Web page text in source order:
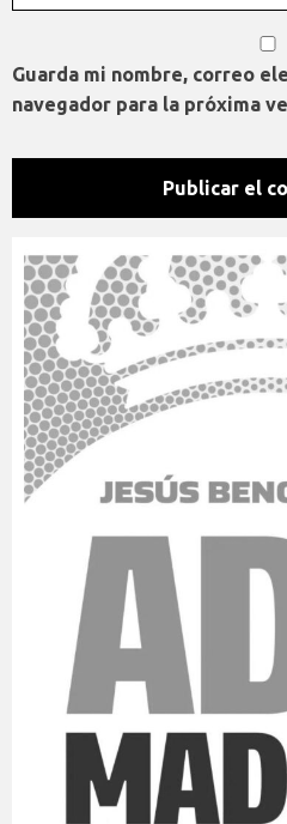
Guarda mi nombre, correo
navegador para la próxima